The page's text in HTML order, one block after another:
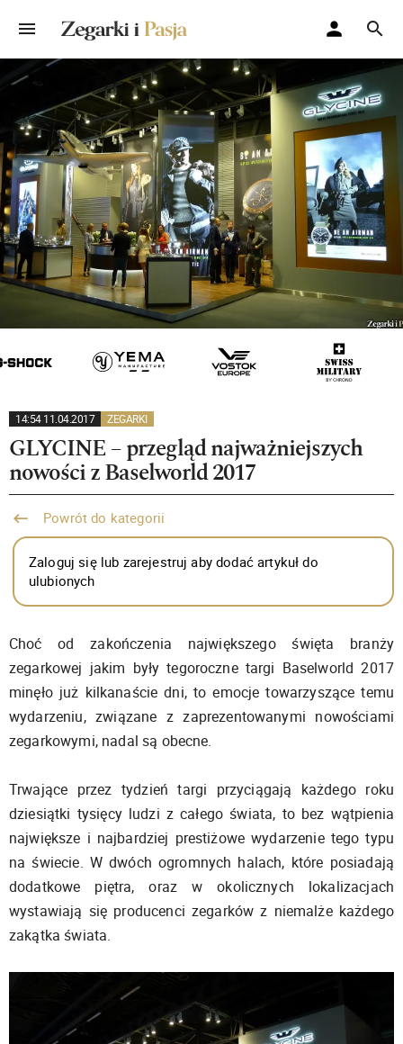
14:54 11.04.2017 ZEGARKI
GLYCINE – przegląd najważniejszych
nowości z Baselworld 2017
Powrót do kategorii
Zaloguj się lub zarejestruj aby dodać artykuł do
ulubionych
Choć od zakończenia największego święta branży
zegarkowej jakim były tegoroczne targi Baselworld 2017
minęło już kilkanaście dni, to emocje towarzyszące temu
wydarzeniu, związane z zaprezentowanymi nowościami
zegarkowymi, nadal są obecne.
Trwające przez tydzień targi przyciągają każdego roku
dziesiątki tysięcy ludzi z całego świata, to bez wątpienia
największe i najbardziej prestiżowe wydarzenie tego typu
na świecie. W dwóch ogromnych halach, które posiadają
dodatkowe piętra, oraz w okolicznych lokalizacjach
wystawiają się producenci zegarków z niemalże każdego
zakątka świata.